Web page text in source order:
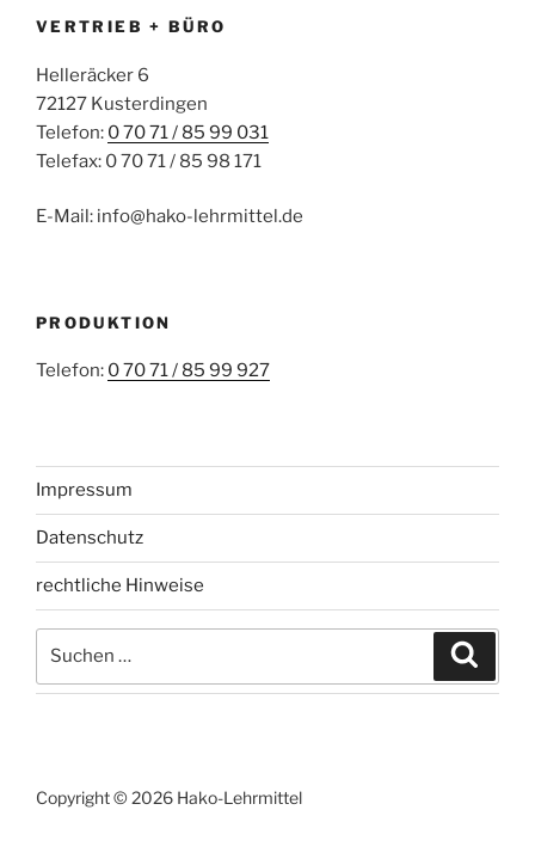
VERTRIEB + BÜRO
Helleräcker 6
72127 Kusterdingen
Telefon: 0 70 71 / 85 99 031
Telefax: 0 70 71 / 85 98 171
E-Mail: info@hako-lehrmittel.de
PRODUKTION
Telefon: 0 70 71 / 85 99 927
Impressum
Datenschutz
rechtliche Hinweise
nach:
Copyright © 2026 Hako-Lehrmittel